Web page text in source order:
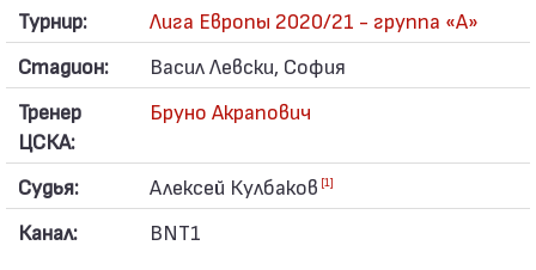
Турнир:
Лига Европы 2020/21 - группа «A»
Стадион:
Васил Левски, София
Тренер
ЦСКА:
Бруно Акрапович
Судья: Алексей Кулбаков [1]
Канал: BNT1